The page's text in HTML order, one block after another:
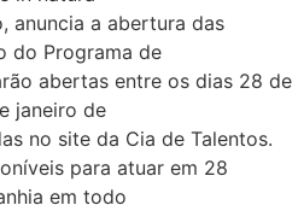
anuncia a abertura das
do Programa de
abertas entre os dias 28 de
janeiro de
no site da Cia de Talentos.
para atuar em 28
em todo